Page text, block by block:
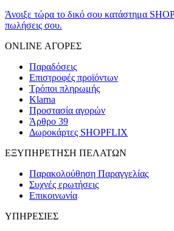
Άνοιξε τώρα το δικό σου κατάστημα
πωλήσεις σου.
ONLINE ΑΓΟΡΕΣ
Παραδόσεις
Επιστροφές προϊόντων
Τρόποι πληρωμής
Klarna
Προστασία αγορών
Άρθρο 39
Δωροκάρτες SHOPFLIX
ΕΞΥΠΗΡΕΤΗΣΗ ΠΕΛΑΤΩΝ
Παρακολούθηση Παραγγελίας
Συχνές ερωτήσεις
Επικοινωνία
ΥΠΗΡΕΣΙΕΣ